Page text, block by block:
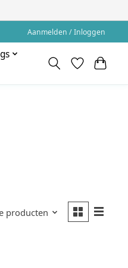
Aanmelden / Inloggen
producten